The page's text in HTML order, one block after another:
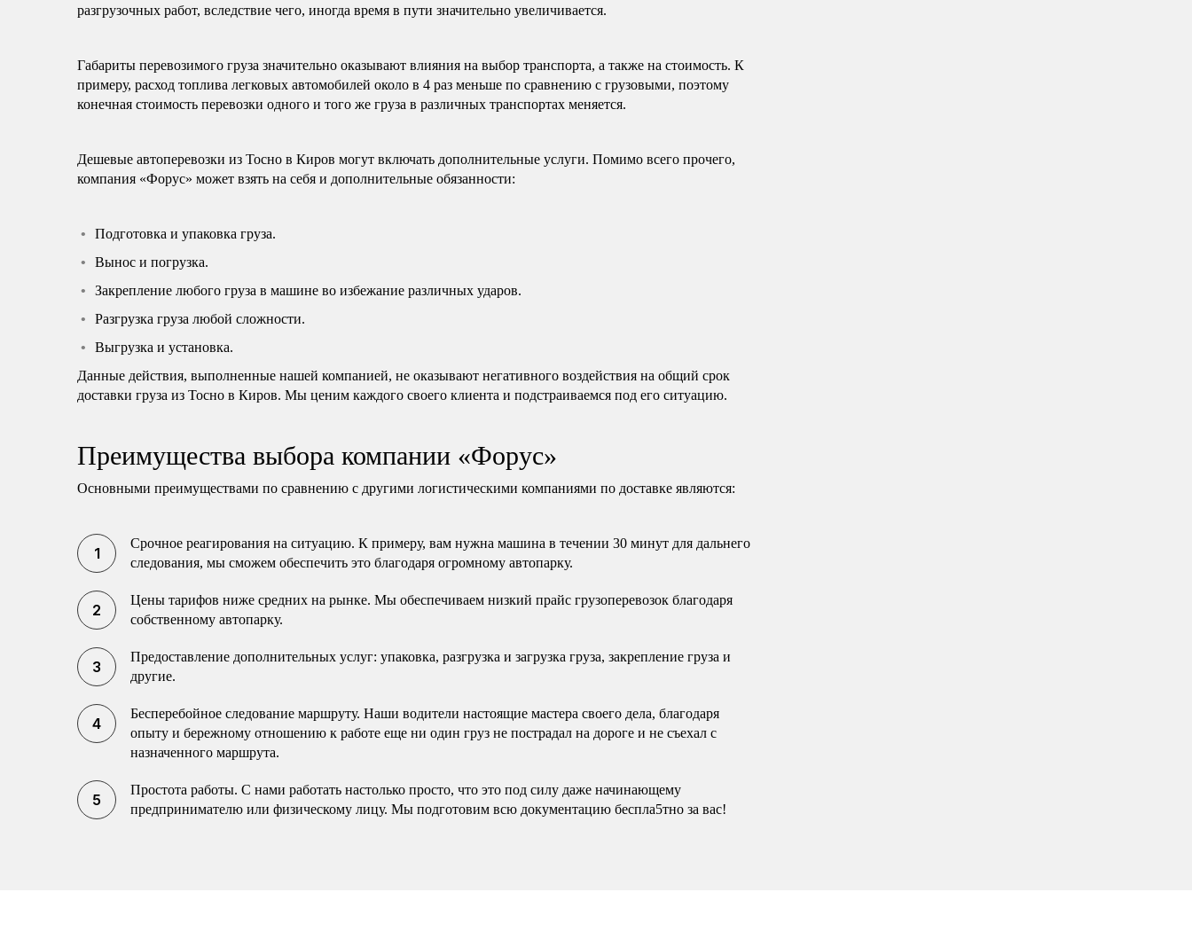
разгрузочных работ, вследствие чего, иногда время в пути значительно увеличивается.
Габариты перевозимого груза значительно оказывают влияния на выбор транспорта, а также на стоимость. К
примеру, расход топлива легковых автомобилей около в 4 раз меньше по сравнению с грузовыми, поэтому
конечная стоимость перевозки одного и того же груза в различных транспортах меняется.
Дешевые автоперевозки из Тосно в Киров могут включать дополнительные услуги. Помимо всего прочего,
компания «Форус» может взять на себя и дополнительные обязанности:
Подготовка и упаковка груза.
Вынос и погрузка.
Закрепление любого груза в машине во избежание различных ударов.
Разгрузка груза любой сложности.
Выгрузка и установка.
Данные действия, выполненные нашей компанией, не оказывают негативного воздействия на общий срок
доставки груза из Тосно в Киров. Мы ценим каждого своего клиента и подстраиваемся под его ситуацию.
Преимущества выбора компании «Форус»
Основными преимуществами по сравнению с другими логистическими компаниями по доставке являются:
Срочное реагирования на ситуацию. К примеру, вам нужна машина в течении 30 минут для дальнего
следования, мы сможем обеспечить это благодаря огромному автопарку.
Цены тарифов ниже средних на рынке. Мы обеспечиваем низкий прайс грузоперевозок благодаря
собственному автопарку.
Предоставление дополнительных услуг: упаковка, разгрузка и загрузка груза, закрепление груза и
другие.
Бесперебойное следование маршруту. Наши водители настоящие мастера своего дела, благодаря
опыту и бережному отношению к работе еще ни один груз не пострадал на дороге и не съехал с
назначенного маршрута.
Простота работы. С нами работать настолько просто, что это под силу даже начинающему
предпринимателю или физическому лицу. Мы подготовим всю документацию беспла5тно за вас!